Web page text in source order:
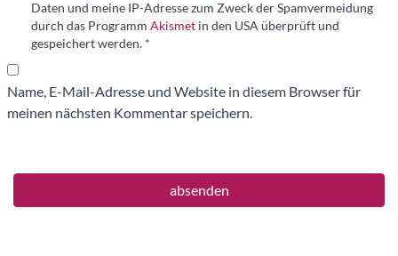
Daten und meine IP-Adresse zum Zweck der Spamvermeidung
durch das Programm Akismet in den USA überprüft und
gespeichert werden. *
Name, E-Mail-Adresse und Website in diesem Browser für
meinen nächsten Kommentar speichern.